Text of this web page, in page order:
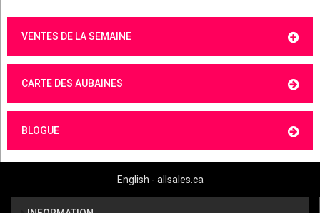
VENTES DE LA SEMAINE
CARTE DES AUBAINES
BLOGUE
English - allsales.ca